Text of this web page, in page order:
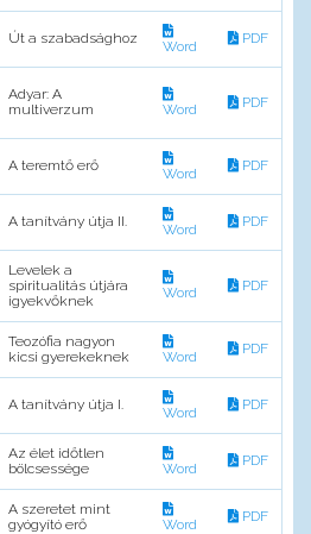
Út a szabadsághoz Word PDF
Adyar: A
multiverzum
Word PDF
A teremtő erő Word PDF
A tanítvány útja II. Word PDF
Levelek a
spiritualitás útjára
igyekvőknek
Word PDF
Teozófia nagyon
kicsi gyerekeknek
Word PDF
A tanítvány útja I. Word PDF
Az élet időtlen
bölcsessége
Word PDF
A szeretet mint
gyógyító erő
Word PDF